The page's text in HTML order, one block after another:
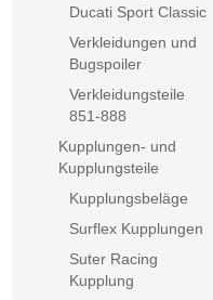
Ducati Sport Classic
Verkleidungen und
Bugspoiler
Verkleidungsteile
851-888
Kupplungen- und
Kupplungsteile
Kupplungsbeläge
Surflex Kupplungen
Suter Racing
Kupplung